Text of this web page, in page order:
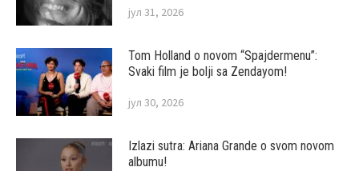
јул 31, 2026
Tom Holland o novom “Spajdermenu”:
Svaki film je bolji sa Zendayom!
јул 30, 2026
Izlazi sutra: Ariana Grande o svom novom
albumu!